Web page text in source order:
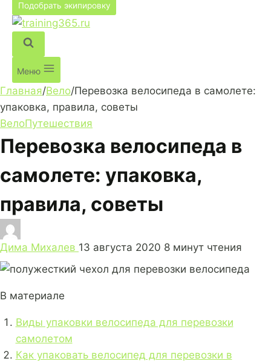
Подобрать экипировку
Меню
Главная/Вело/Перевозка велосипеда в самолете:
упаковка, правила, советы
ВелоПутешествия
Перевозка велосипеда в
самолете: упаковка,
правила, советы
Дима Михалев 13 августа 2020 8 минут чтения
В материале
Виды упаковки велосипеда для перевозки
самолетом
Как упаковать велосипед для перевозки в